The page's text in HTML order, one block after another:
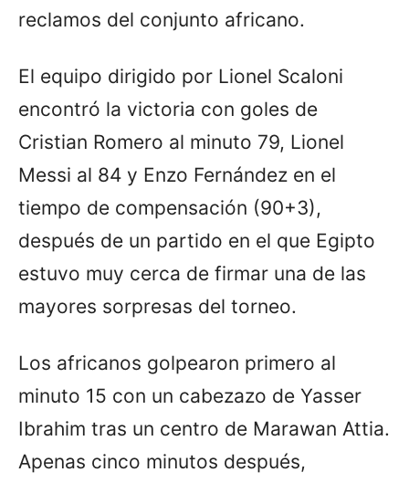
reclamos del conjunto africano.
El equipo dirigido por Lionel Scaloni
encontró la victoria con goles de
Cristian Romero al minuto 79, Lionel
Messi al 84 y Enzo Fernández en el
tiempo de compensación (90+3),
después de un partido en el que Egipto
estuvo muy cerca de firmar una de las
mayores sorpresas del torneo.
Los africanos golpearon primero al
minuto 15 con un cabezazo de Yasser
Ibrahim tras un centro de Marawan Attia.
Apenas cinco minutos después,